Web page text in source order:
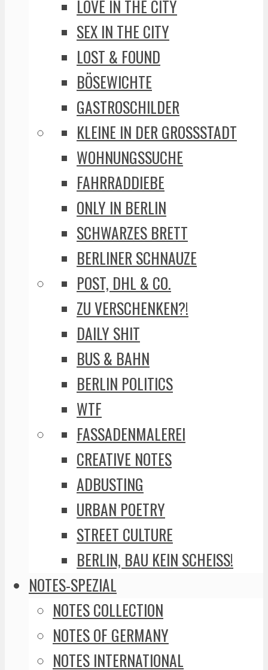
LOVE IN THE CITY
SEX IN THE CITY
LOST & FOUND
BÖSEWICHTE
GASTROSCHILDER
KLEINE IN DER GROSSSTADT
WOHNUNGSSUCHE
FAHRRADDIEBE
ONLY IN BERLIN
SCHWARZES BRETT
BERLINER SCHNAUZE
POST, DHL & CO.
ZU VERSCHENKEN?!
DAILY SHIT
BUS & BAHN
BERLIN POLITICS
WTF
FASSADENMALEREI
CREATIVE NOTES
ADBUSTING
URBAN POETRY
STREET CULTURE
BERLIN, BAU KEIN SCHEISS!
NOTES-SPEZIAL
NOTES COLLECTION
NOTES OF GERMANY
NOTES INTERNATIONAL